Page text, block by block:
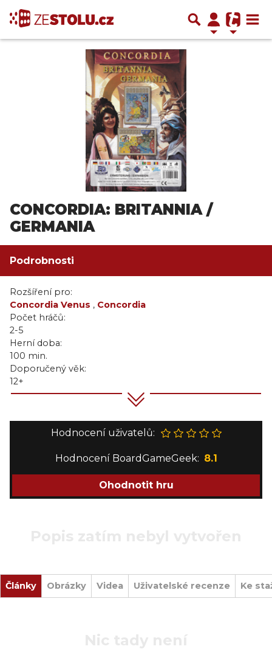
CONCORDIA: BRITANNIA /
GERMANIA
Podrobnosti
Rozšíření pro:
Concordia Venus , Concordia
Počet hráčů:
2-5
Herní doba:
100 min.
Doporučený věk:
12+
Hodnocení uživatelů:
Hodnocení BoardGameGeek: 8.1
Ohodnotit hru
Články Obrázky Videa Uživatelské recenze Ke